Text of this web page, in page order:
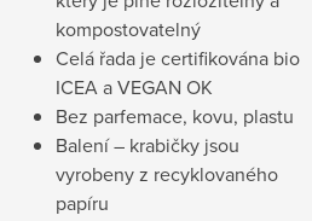
kompostovatelný
Celá řada je certifikována bio
ICEA a VEGAN OK
Bez parfemace, kovu, plastu
Balení – krabičky jsou
vyrobeny z recyklovaného
papíru